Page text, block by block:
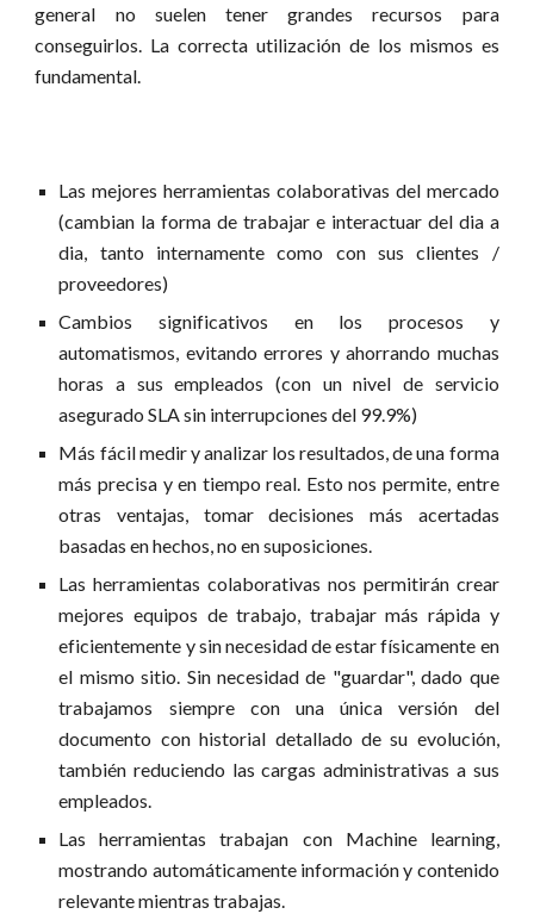
general no suelen tener grandes recursos para
conseguirlos. La correcta utilización de los mismos es
fundamental.
Las mejores herramientas colaborativas del mercado
(cambian la forma de trabajar e interactuar del dia a
dia, tanto internamente como con sus clientes /
proveedores)
Cambios significativos en los procesos y
automatismos, evitando errores y ahorrando muchas
horas a sus empleados (con un nivel de servicio
asegurado SLA sin interrupciones del 99.9%)
Más fácil medir y analizar los resultados, de una forma
más precisa y en tiempo real. Esto nos permite, entre
otras ventajas, tomar decisiones más acertadas
basadas en hechos, no en suposiciones.
Las herramientas colaborativas nos permitirán crear
mejores equipos de trabajo, trabajar más rápida y
eficientemente y sin necesidad de estar físicamente en
el mismo sitio. Sin necesidad de "guardar", dado que
trabajamos siempre con una única versión del
documento con historial detallado de su evolución,
también reduciendo las cargas administrativas a sus
empleados.
Las herramientas trabajan con Machine learning,
mostrando automáticamente información y contenido
relevante mientras trabajas.